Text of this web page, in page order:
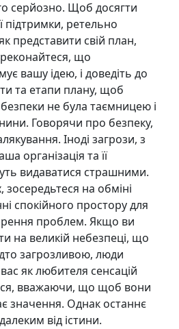
серйозно. Щоб досягти
підтримки, ретельно
представити свій план,
що
вашу ідею, і доведіть до
та етапи плану, щоб
не була таємницею і
Говорячи про безпеку,
Іноді загрози, з
організація та її
видаватися страшними.
на обміні
спокійного простору для
проблем. Якщо ви
на великій небезпеці, що
загрозливою, люди
як любителя сенсацій
вважаючи, що щоб вони
значення. Однак останнє
від істини.